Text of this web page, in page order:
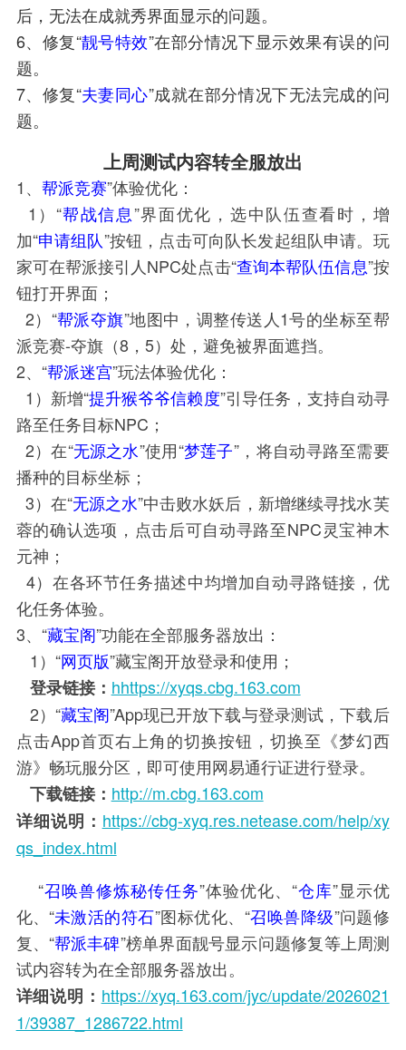
后，无法在成就秀界面显示的问题。
6、修复“靓号特效”在部分情况下显示效果有误的问
题。
7、修复“夫妻同心”成就在部分情况下无法完成的问
题。
上周测试内容转全服放出
1、 帮派竞赛”体验优化：
1）“帮战信息”界面优化，选中队伍查看时，增
加“申请组队”按钮，点击可向队长发起组队申请。玩
家可在帮派接引人NPC处点击“查询本帮队伍信息”按
钮打开界面；
2）“帮派夺旗”地图中，调整传送人1号的坐标至帮
派竞赛-夺旗（8，5）处，避免被界面遮挡。
2、“帮派迷宫”玩法体验优化：
1）新增“提升猴爷爷信赖度”引导任务，支持自动寻
路至任务目标NPC；
2）在“无源之水”使用“梦莲子”，将自动寻路至需要
播种的目标坐标；
3）在“无源之水”中击败水妖后，新增继续寻找水芙
蓉的确认选项，点击后可自动寻路至NPC灵宝神木
元神；
4）在各环节任务描述中均增加自动寻路链接，优
化任务体验。
3、“藏宝阁”功能在全部服务器放出：
1）“网页版”藏宝阁开放登录和使用；
登录链接： hhttps://xyqs.cbg.163.com
2）“藏宝阁”App现已开放下载与登录测试，下载后
点击App首页右上角的切换按钮，切换至《梦幻西
游》畅玩服分区，即可使用网易通行证进行登录。
下载链接： http://m.cbg.163.com
详细说明： https://cbg-xyq.res.netease.com/help/xy
qs_index.html
“召唤兽修炼秘传任务”体验优化、“仓库”显示优
化、“未激活的符石”图标优化、“召唤兽降级”问题修
复、“帮派丰碑”榜单界面靓号显示问题修复等上周测
试内容转为在全部服务器放出。
详细说明： https://xyq.163.com/jyc/update/2026021
1/39387_1286722.html